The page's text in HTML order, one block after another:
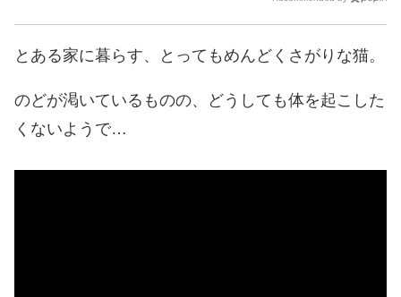
とある家に暮らす、とってもめんどくさがりな猫。
のどが渇いているものの、どうしても体を起こした
くないようで…